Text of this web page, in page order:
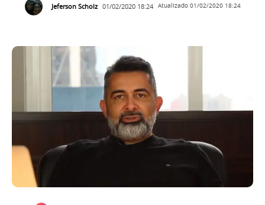
Jeferson Scholz 01/02/2020 18:24 Atualizado 01/02/2020 18:24